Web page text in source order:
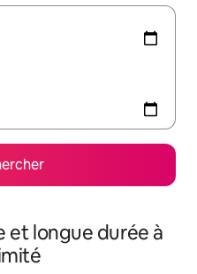
et longue durée à